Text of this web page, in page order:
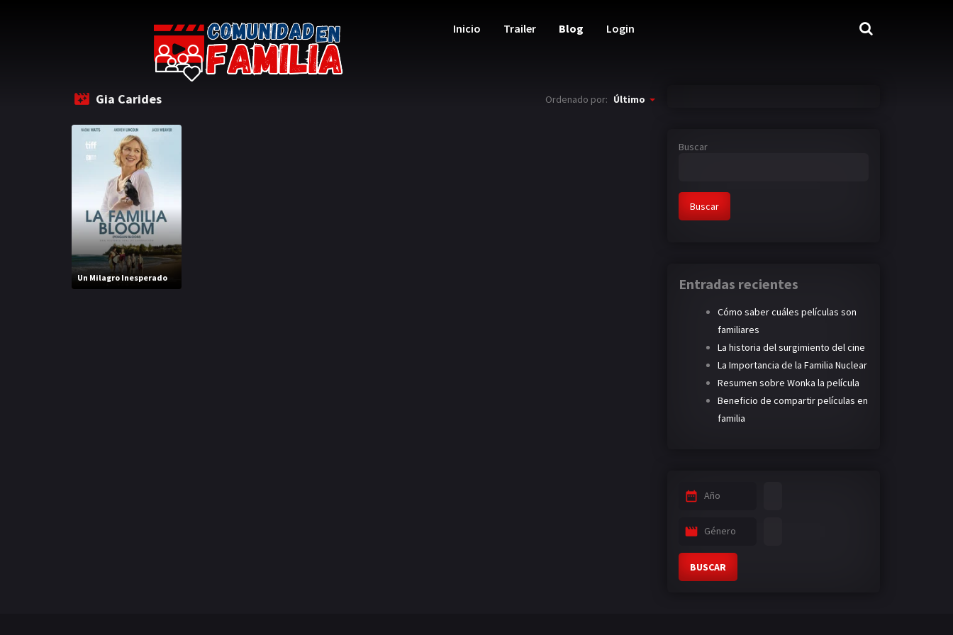
Inicio Trailer Blog Login
Gia Carides Ordenado por: Último
Un Milagro Inesperado
Buscar
Buscar
Entradas recientes
Cómo saber cuáles películas son
familiares
La historia del surgimiento del cine
La Importancia de la Familia Nuclear
Resumen sobre Wonka la película
Beneficio de compartir películas en
familia
Año
Género
BUSCAR